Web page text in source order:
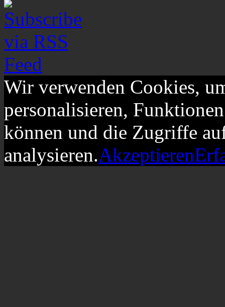
Wir verwenden Cookies,
personalisieren,
können und die Zugriffe
analysieren.Akzeptieren